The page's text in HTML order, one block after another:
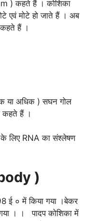
) कहते हैं । कोशिका
एवं मोटे हो जाते हैं । अब
हैं ।
या अधिक ) सघन गोल
कहते हैं ।
लिए RNA का संश्लेषण
)
ई ० में किया गया ।बेकर
गया । । पादप कोशिका में